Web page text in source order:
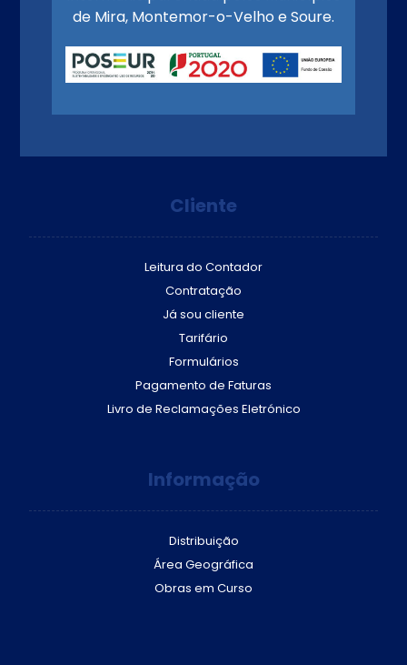
de Mira, Montemor-o-Velho e Soure.
Cliente
Leitura do Contador
Contratação
Já sou cliente
Tarifário
Formulários
Pagamento de Faturas
Livro de Reclamações Eletrónico
Informação
Distribuição
Área Geográfica
Obras em Curso